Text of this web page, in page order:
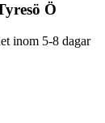
Ö
inom 5-8 dagar